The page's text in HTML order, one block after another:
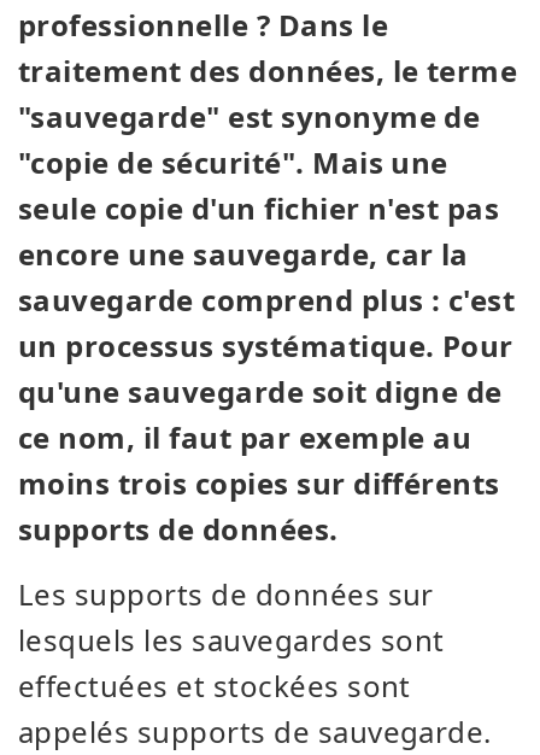
professionnelle ? Dans le
traitement des données, le terme
"sauvegarde" est synonyme de
"copie de sécurité". Mais une
seule copie d'un fichier n'est pas
encore une sauvegarde, car la
sauvegarde comprend plus : c'est
un processus systématique. Pour
qu'une sauvegarde soit digne de
ce nom, il faut par exemple au
moins trois copies sur différents
supports de données.
Les supports de données sur
lesquels les sauvegardes sont
effectuées et stockées sont
appelés supports de sauvegarde.